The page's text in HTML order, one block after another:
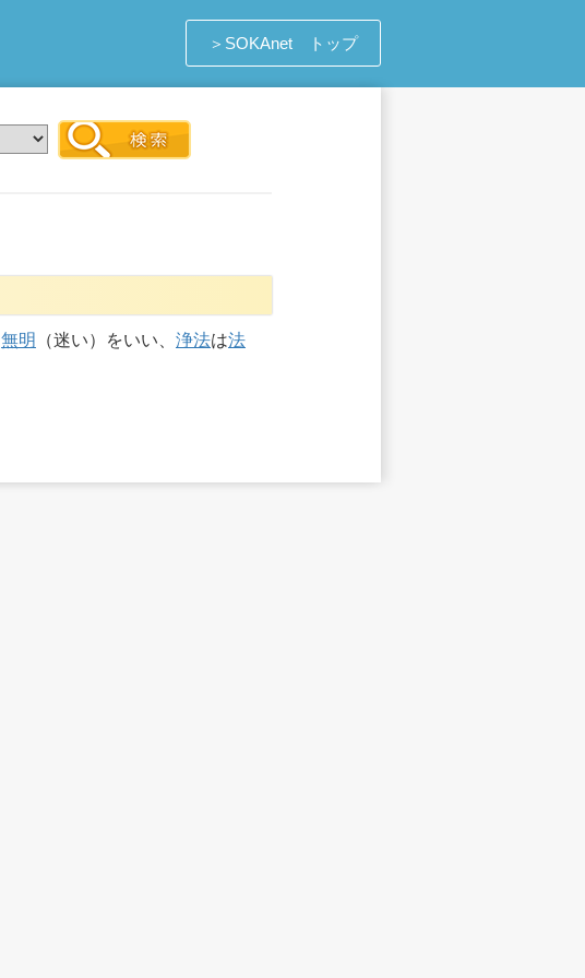
＞SOKAnet トップ
無明 （迷い）をいい、 浄法は法